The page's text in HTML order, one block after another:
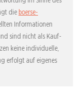
die boerse-
Informationen
sind nicht als Kauf-
keine individuelle,
erfolgt auf eigenes